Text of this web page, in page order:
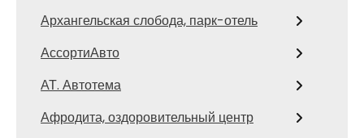
Архангельская слобода, парк-отель
АссортиАвто
АТ. Автотема
Афродита, оздоровительный центр